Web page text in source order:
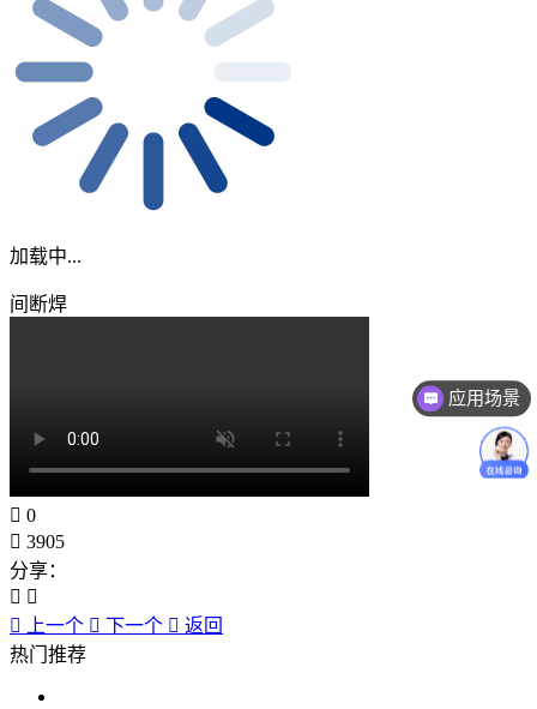
加载中...
间断焊
0
3905
分享：
上一个 下一个
返回
热门推荐
应用场景